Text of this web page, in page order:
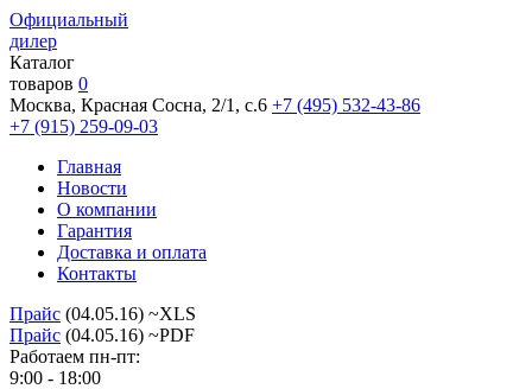
Официальный
дилер
Каталог
товаров 0
Москва, Красная Сосна, 2/1, с.6 +7 (495) 532-43-86
+7 (915) 259-09-03
Главная
Новости
О компании
Гарантия
Доставка и оплата
Контакты
Прайс (04.05.16) ~XLS
Прайс (04.05.16) ~PDF
Работаем пн-пт:
9:00 - 18:00